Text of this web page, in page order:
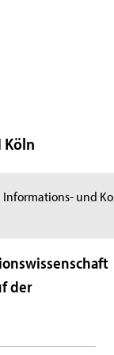
Köln
Informations- und
der